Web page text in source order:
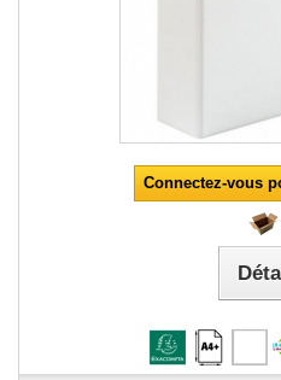
Connectez-vous